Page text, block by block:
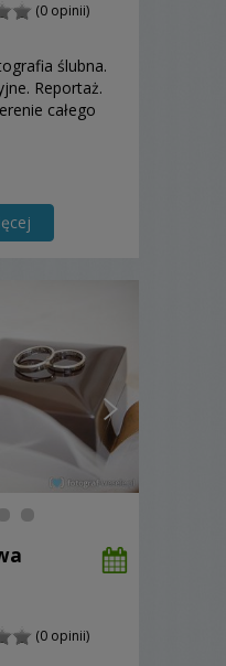
(0 opinii)
ślubna.
Reportaż.
całego
(0 opinii)